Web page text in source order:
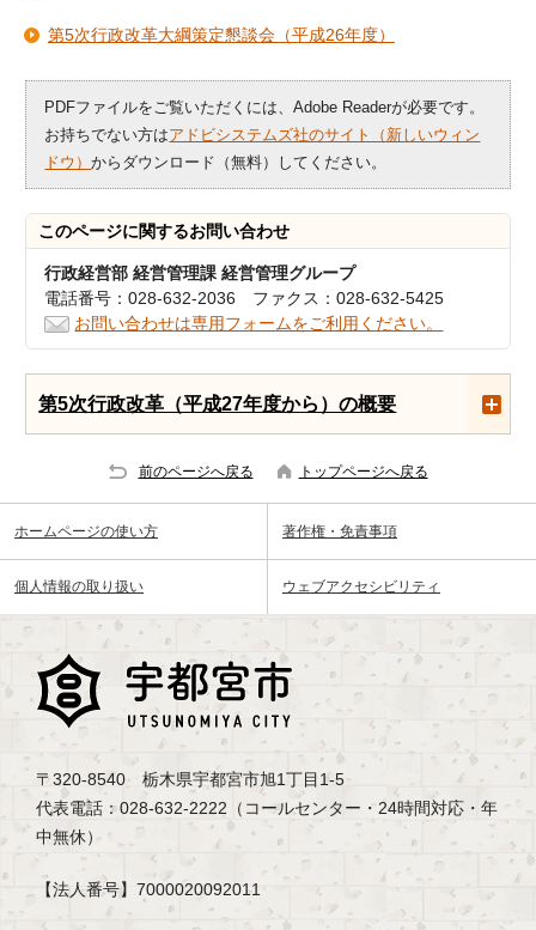
第5次行政改革大綱策定懇談会（平成26年度）
PDFファイルをご覧いただくには、Adobe Readerが必要です。
お持ちでない方はアドビシステムズ社のサイト（新しいウィン
ドウ）からダウンロード（無料）してください。
このページに関するお問い合わせ
行政経営部 経営管理課 経営管理グループ
電話番号：028-632-2036 ファクス：028-632-5425
お問い合わせは専用フォームをご利用ください。
第5次行政改革（平成27年度から）の概要
前のページへ戻る トップページへ戻る
ホームページの使い方 著作権・免責事項
個人情報の取り扱い ウェブアクセシビリティ
〒320-8540 栃木県宇都宮市旭1丁目1-5
代表電話：028-632-2222（コールセンター・24時間対応・年
中無休）
【法人番号】7000020092011